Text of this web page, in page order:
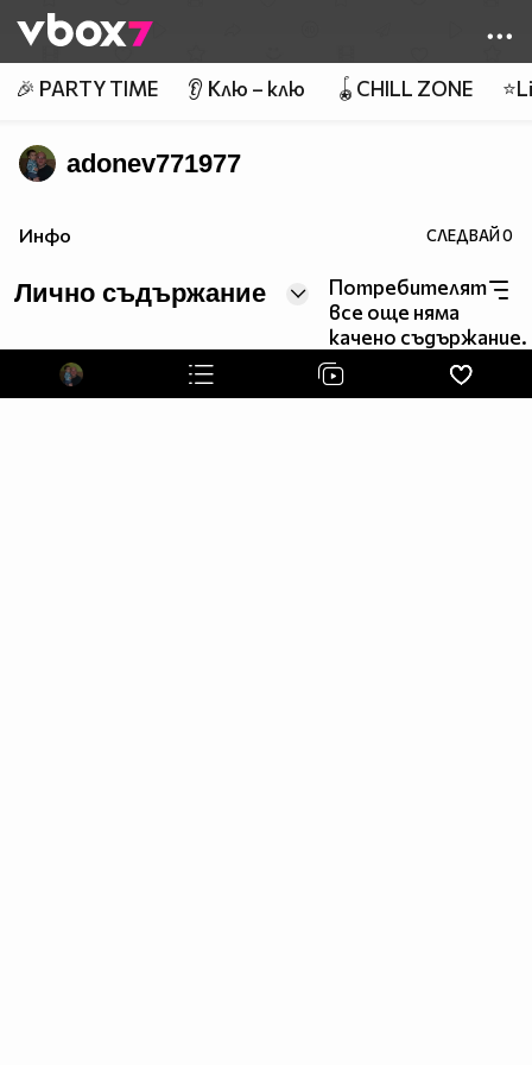
👾
🎉 PARTY TIME 👂 Клю – клю 🪀CHILL ZONE
adonev771977
Инфо СЛЕДВАЙ0
Лично съдържание
Потребителят
все още няма
качено съдържание.